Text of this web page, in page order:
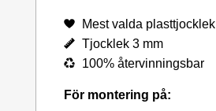
Mest valda plasttjocklek
Tjocklek 3 mm
100% återvinningsbar
För montering på: